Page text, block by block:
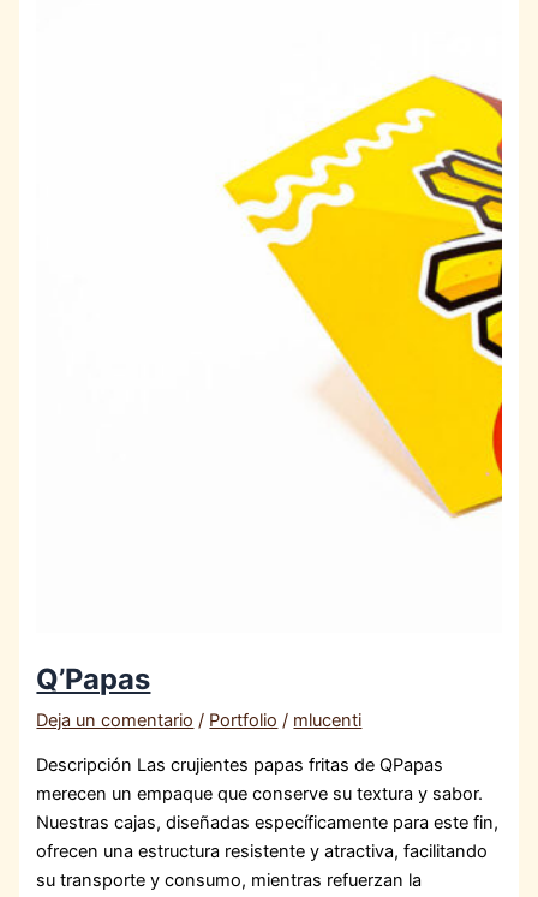
Q’Papas
Deja un comentario / Portfolio / mlucenti
Descripción Las crujientes papas fritas de QPapas
merecen un empaque que conserve su textura y sabor.
Nuestras cajas, diseñadas específicamente para este fin,
ofrecen una estructura resistente y atractiva, facilitando
su transporte y consumo, mientras refuerzan la